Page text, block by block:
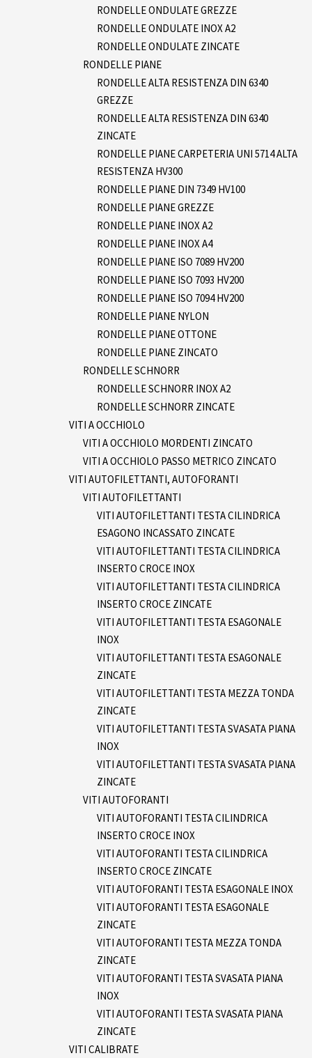
RONDELLE ONDULATE GREZZE
RONDELLE ONDULATE INOX A2
RONDELLE ONDULATE ZINCATE
RONDELLE PIANE
RONDELLE ALTA RESISTENZA DIN 6340
GREZZE
RONDELLE ALTA RESISTENZA DIN 6340
ZINCATE
RONDELLE PIANE CARPETERIA UNI 5714 ALTA
RESISTENZA HV300
RONDELLE PIANE DIN 7349 HV100
RONDELLE PIANE GREZZE
RONDELLE PIANE INOX A2
RONDELLE PIANE INOX A4
RONDELLE PIANE ISO 7089 HV200
RONDELLE PIANE ISO 7093 HV200
RONDELLE PIANE ISO 7094 HV200
RONDELLE PIANE NYLON
RONDELLE PIANE OTTONE
RONDELLE PIANE ZINCATO
RONDELLE SCHNORR
RONDELLE SCHNORR INOX A2
RONDELLE SCHNORR ZINCATE
VITI A OCCHIOLO
VITI A OCCHIOLO MORDENTI ZINCATO
VITI A OCCHIOLO PASSO METRICO ZINCATO
VITI AUTOFILETTANTI, AUTOFORANTI
VITI AUTOFILETTANTI
VITI AUTOFILETTANTI TESTA CILINDRICA
ESAGONO INCASSATO ZINCATE
VITI AUTOFILETTANTI TESTA CILINDRICA
INSERTO CROCE INOX
VITI AUTOFILETTANTI TESTA CILINDRICA
INSERTO CROCE ZINCATE
VITI AUTOFILETTANTI TESTA ESAGONALE
INOX
VITI AUTOFILETTANTI TESTA ESAGONALE
ZINCATE
VITI AUTOFILETTANTI TESTA MEZZA TONDA
ZINCATE
VITI AUTOFILETTANTI TESTA SVASATA PIANA
INOX
VITI AUTOFILETTANTI TESTA SVASATA PIANA
ZINCATE
VITI AUTOFORANTI
VITI AUTOFORANTI TESTA CILINDRICA
INSERTO CROCE INOX
VITI AUTOFORANTI TESTA CILINDRICA
INSERTO CROCE ZINCATE
VITI AUTOFORANTI TESTA ESAGONALE INOX
VITI AUTOFORANTI TESTA ESAGONALE
ZINCATE
VITI AUTOFORANTI TESTA MEZZA TONDA
ZINCATE
VITI AUTOFORANTI TESTA SVASATA PIANA
INOX
VITI AUTOFORANTI TESTA SVASATA PIANA
ZINCATE
VITI CALIBRATE